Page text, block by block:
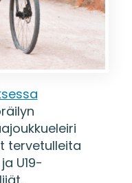
tervetulleita
U19-